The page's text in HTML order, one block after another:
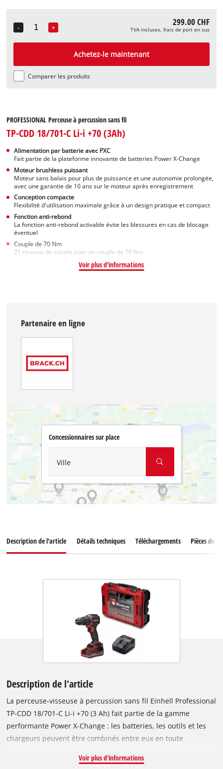
-
Quantity
+ 299.00 CHF
TVA incluses, frais de port en sus
Achetez-le maintenant
Comparer les produits
PROFESSIONAL Perceuse à percussion sans fil
TP-CDD 18/701-C Li-i +70 (3Ah)
Alimentation par batterie avec PXC
Fait partie de la plateforme innovante de batteries Power X-Change
Moteur brushless puissant
Moteur sans balais pour plus de puissance et une autonomie prolongée,
avec une garantie de 10 ans sur le moteur après enregistrement
Conception compacte
Flexibilité d'utilisation maximale grâce à un design pratique et compact
Fonction anti-rebond
La fonction anti-rebond activable évite les blessures en cas de blocage
éventuel
Couple de 70 Nm
21 niveaux de couple avec un couple de 70 Nm
Voir plus d'informations
Partenaire en ligne
Concessionnaires sur place
Ville
Description de l'article Détails techniques Téléchargements Pièces de
Description de l'article
La perceuse-visseuse à percussion sans fil Einhell Professional
TP-CDD 18/701-C Li-i +70 (3 Ah) fait partie de la gamme
performante Power X-Change : les batteries, les outils et les
chargeurs peuvent être combinés entre eux en toute
Einhell. Ce moteur sans balais offre plus de puissance et une
Voir plus d'informations